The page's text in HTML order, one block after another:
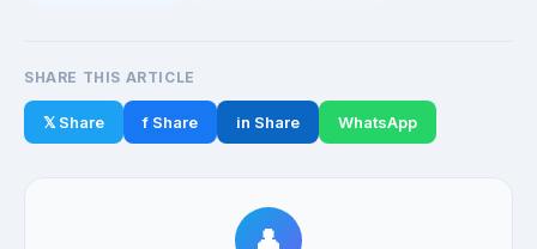
SHARE THIS ARTICLE
𝕏 Share f Share in Share WhatsApp
👤